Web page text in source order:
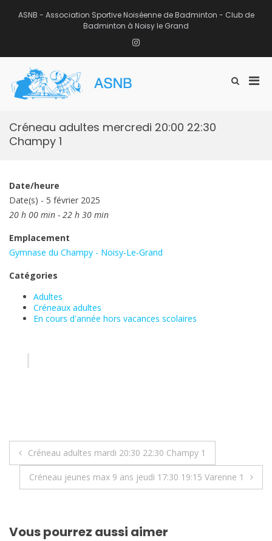
ASNB - Association Sportive Noiséenne de Badminton - Club de
Badminton à Noisy le Grand
Instagram
Afficher
Créneau adultes mercredi 20:00 22:30
Champy 1
Date/heure
Date(s) - 5 février 2025
20 h 00 min - 22 h 30 min
Emplacement
Gymnase du Champy - Noisy-Le-Grand
Catégories
Adultes
Créneaux adultes
En cours d'année hors vacances scolaires
Navigation
de
Créneau adultes mardi 20:30 22:30 Champy 1
Créneau jeunes max 9 ans jeudi 17:30 19:15 Varenne 1
Vous pourrez aussi aimer